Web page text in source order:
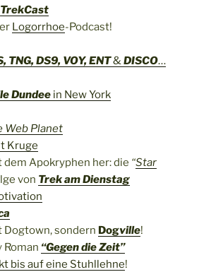
TrekCast
Logorrhoe-Podcast!
TNG, DS9, VOY, ENT&DISCO…
Dundee in New York
Web Planet
Kruge
Apokryphen her: die “Star
von Trek am Dienstag
Dogtown, sondern Dogville!
Roman “Gegen die Zeit”
bis auf eine Stuhllehne!